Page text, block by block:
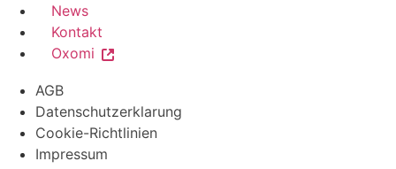
News
Kontakt
Oxomi
AGB
Datenschutzerklarung
Cookie-Richtlinien
Impressum